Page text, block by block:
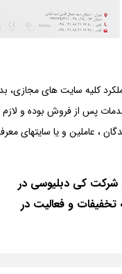
کلیه سایت های مجازی،
، عاملین و یا
شرکت کی دبلیوسی در
تخفیفات و فعالیت در